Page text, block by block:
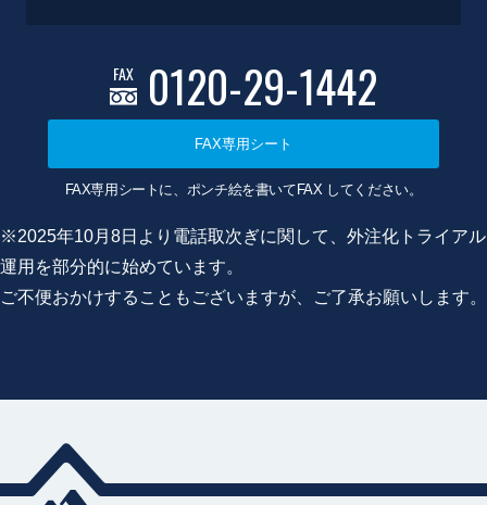
FAX 0120-29-1442
FAX専用シート
FAX専用シートに、ポンチ絵を書いてFAX してください。
※2025年10月8日より電話取次ぎに関して、外注化トライアル
運用を部分的に始めています。
ご不便おかけすることもございますが、ご了承お願いします。